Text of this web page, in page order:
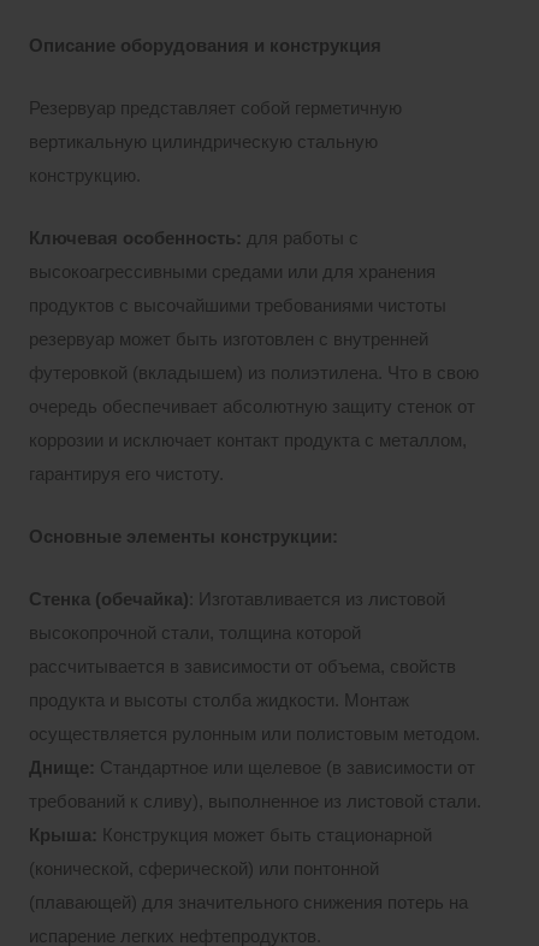
Описание оборудования и конструкция
Резервуар представляет собой герметичную
вертикальную цилиндрическую стальную
конструкцию.
Ключевая особенность: для работы с
высокоагрессивными средами или для хранения
продуктов с высочайшими требованиями чистоты
резервуар может быть изготовлен с внутренней
футеровкой (вкладышем) из полиэтилена. Что в свою
очередь обеспечивает абсолютную защиту стенок от
коррозии и исключает контакт продукта с металлом,
гарантируя его чистоту.
Основные элементы конструкции:
Стенка (обечайка) : Изготавливается из листовой
высокопрочной стали, толщина которой
рассчитывается в зависимости от объема, свойств
продукта и высоты столба жидкости. Монтаж
осуществляется рулонным или полистовым методом.
Днище: Стандартное или щелевое (в зависимости от
требований к сливу), выполненное из листовой стали.
Крыша: Конструкция может быть стационарной
(конической, сферической) или понтонной
(плавающей) для значительного снижения потерь на
испарение легких нефтепродуктов.